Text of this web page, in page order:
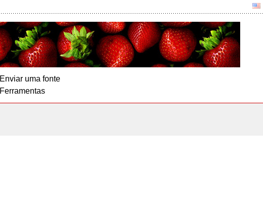
Enviar uma fonte
Ferramentas